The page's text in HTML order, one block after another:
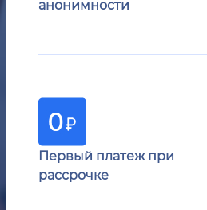
анонимности
Первый платеж при
рассрочке